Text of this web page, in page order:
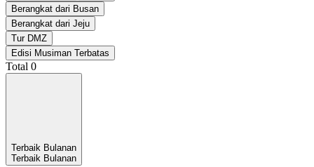
Berangkat dari Busan
Berangkat dari Jeju
Tur DMZ
Edisi Musiman Terbatas
Total 0
Terbaik Bulanan
Terbaik Bulanan